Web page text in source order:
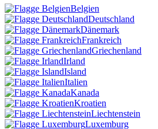
Belgien
Deutschland
Dänemark
Frankreich
Griechenland
Irland
Island
Italien
Kanada
Kroatien
Liechtenstein
Luxemburg